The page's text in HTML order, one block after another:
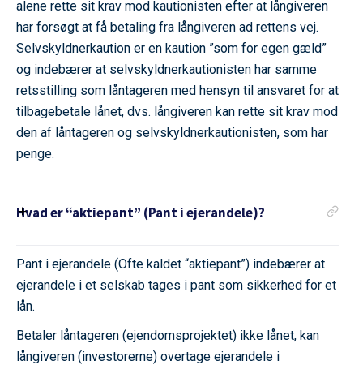
alene rette sit krav mod kautionisten efter at långiveren
har forsøgt at få betaling fra långiveren ad rettens vej.
Selvskyldnerkaution er en kaution ”som for egen gæld”
og indebærer at selvskyldnerkautionisten har samme
retsstilling som låntageren med hensyn til ansvaret for at
tilbagebetale lånet, dvs. långiveren kan rette sit krav mod
den af låntageren og selvskyldnerkautionisten, som har
penge.
Hvad er “aktiepant” (Pant i ejerandele)?
Pant i ejerandele (Ofte kaldet “aktiepant”) indebærer at
ejerandele i et selskab tages i pant som sikkerhed for et
lån.
Betaler låntageren (ejendomsprojektet) ikke lånet, kan
långiveren (investorerne) overtage ejerandele i